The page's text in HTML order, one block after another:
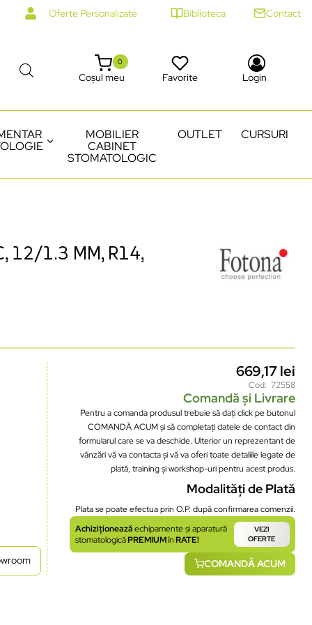
Oferte Personalizate Biblioteca Contact
Coșul meu
0
Favorite Login
MOBILIER
CABINET
STOMATOLOGIC
OUTLET CURSURI
12/1.3 MM, R14,
669,17lei
Cod: 72558
Comandă și Livrare
Pentru a comanda produsul trebuie să dați click pe butonul
COMANDĂ ACUM și să completați datele de contact din
formularul care se va deschide. Ulterior un reprezentant de
vânzări vă va contacta și vă va oferi toate detaliile legate de
plată, training și workshop-uri pentru acest produs.
Modalități de Plată
Plata se poate efectua prin O.P. după confirmarea comenzii.
Achiziționeazăechipamente și aparatură
stomatologicăPREMIUMînRATE!
VEZI
OFERTE
COMANDĂ ACUM